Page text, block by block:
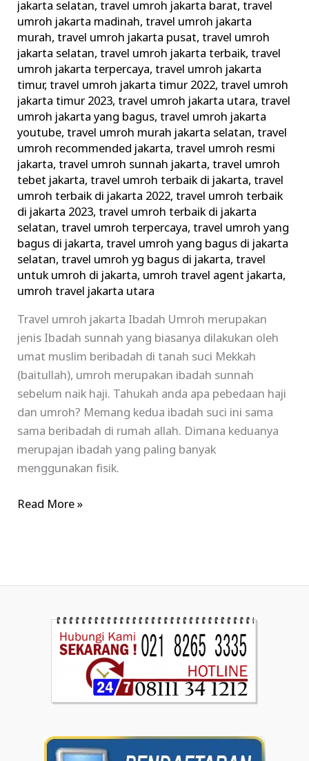
jakarta selatan,travel umroh jakarta barat,travel
umroh jakarta madinah,travel umroh jakarta
murah,travel umroh jakarta pusat,travel umroh
jakarta selatan,travel umroh jakarta terbaik,travel
umroh jakarta terpercaya,travel umroh jakarta
timur,travel umroh jakarta timur 2022,travel umroh
jakarta timur 2023,travel umroh jakarta utara,travel
umroh jakarta yang bagus,travel umroh jakarta
youtube,travel umroh murah jakarta selatan,travel
umroh recommended jakarta,travel umroh resmi
jakarta,travel umroh sunnah jakarta,travel umroh
tebet jakarta,travel umroh terbaik di jakarta,travel
umroh terbaik di jakarta 2022,travel umroh terbaik
di jakarta 2023,travel umroh terbaik di jakarta
selatan,travel umroh terpercaya,travel umroh yang
bagus di jakarta,travel umroh yang bagus di jakarta
selatan,travel umroh yg bagus di jakarta,travel
untuk umroh di jakarta, umroh travel agent jakarta,
umroh travel jakarta utara
Travel umroh jakarta Ibadah Umroh merupakan
jenis Ibadah sunnah yang biasanya dilakukan oleh
umat muslim beribadah di tanah suci Mekkah
(baitullah), umroh merupakan ibadah sunnah
sebelum naik haji. Tahukah anda apa pebedaan haji
dan umroh? Memang kedua ibadah suci ini sama
sama beribadah di rumah allah. Dimana keduanya
merupajan ibadah yang paling banyak
menggunakan fisik.
Read More »